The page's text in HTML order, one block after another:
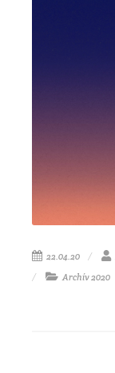
22.04.20
Archív 2020